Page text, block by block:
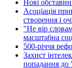
Нові
Асоціація
створення і
"Не вір
масштабна
500-річчя
Захист
попадання до